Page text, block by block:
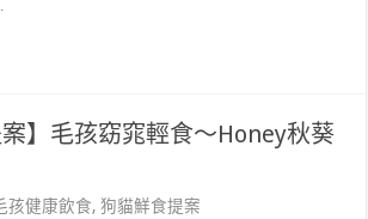
案】毛孩窈窕輕食～Honey秋葵
孩健康飲食,狗貓鮮食提案